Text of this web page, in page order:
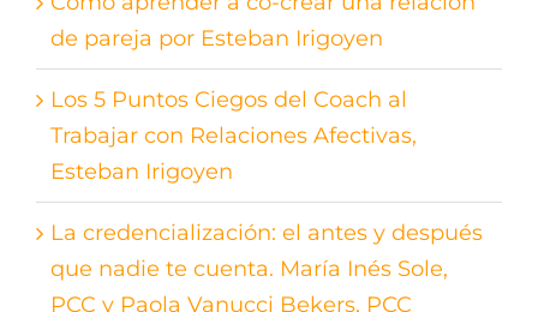
de pareja por Esteban Irigoyen
Los 5 Puntos Ciegos del Coach al
Trabajar con Relaciones Afectivas,
Esteban Irigoyen
La credencialización: el antes y después
que nadie te cuenta. María Inés Sole,
PCC y Paola Vanucci Bekers, PCC